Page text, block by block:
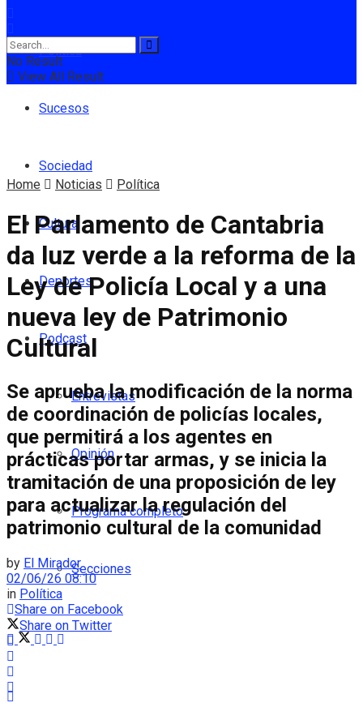
Política
Sucesos
Sociedad
Cultura
Deportes
Podcast
Entrevistas
Opinión
Programa completo
Secciones
No Result
View All Result
Home Noticias Política
El Parlamento de Cantabria
da luz verde a la reforma de la
Ley de Policía Local y a una
nueva ley de Patrimonio
Cultural
Se aprueba la modificación de la norma
de coordinación de policías locales,
que permitirá a los agentes en
prácticas portar armas, y se inicia la
tramitación de una proposición de ley
para actualizar la regulación del
patrimonio cultural de la comunidad
by El Mirador
02/06/26 08:10
in Política
Share on Facebook
Share on Twitter